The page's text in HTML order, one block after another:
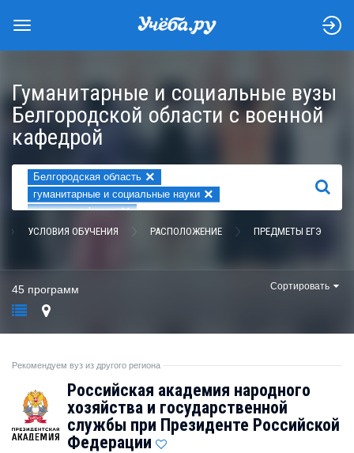
Гуманитарные и социальные вузы
Белгородской области с военной
кафедрой
Белгородская область ×
гуманитарные и социальные науки ×
военная кафедра ×
НАЙТИ
УСЛОВИЯ ОБУЧЕНИЯ РАСПОЛОЖЕНИЕ ПРЕДМЕТЫ ЕГЭ
45 программ Сортировать
Рекомендуем вуз из другого региона
Российская академия народного
хозяйства и государственной
службы при Президенте Российской
Федерации